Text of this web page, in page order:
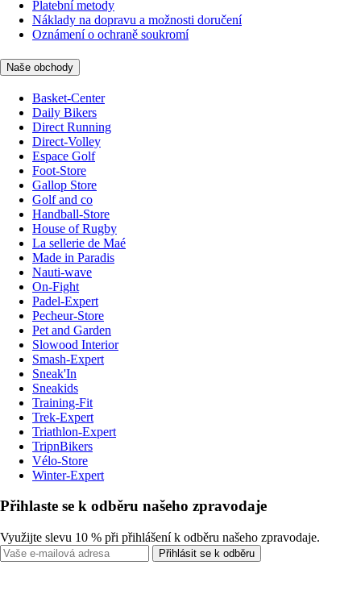
Platební metody
Náklady na dopravu a možnosti doručení
Oznámení o ochraně soukromí
Naše obchody
Basket-Center
Daily Bikers
Direct Running
Direct-Volley
Espace Golf
Foot-Store
Gallop Store
Golf and co
Handball-Store
House of Rugby
La sellerie de Maé
Made in Paradis
Nauti-wave
On-Fight
Padel-Expert
Pecheur-Store
Pet and Garden
Slowood Interior
Smash-Expert
Sneak'In
Sneakids
Training-Fit
Trek-Expert
Triathlon-Expert
TripnBikers
Vélo-Store
Winter-Expert
Přihlaste se k odběru našeho zpravodaje
Využijte slevu 10 % při přihlášení k odběru našeho zpravodaje.
Přihlásit se k odběru